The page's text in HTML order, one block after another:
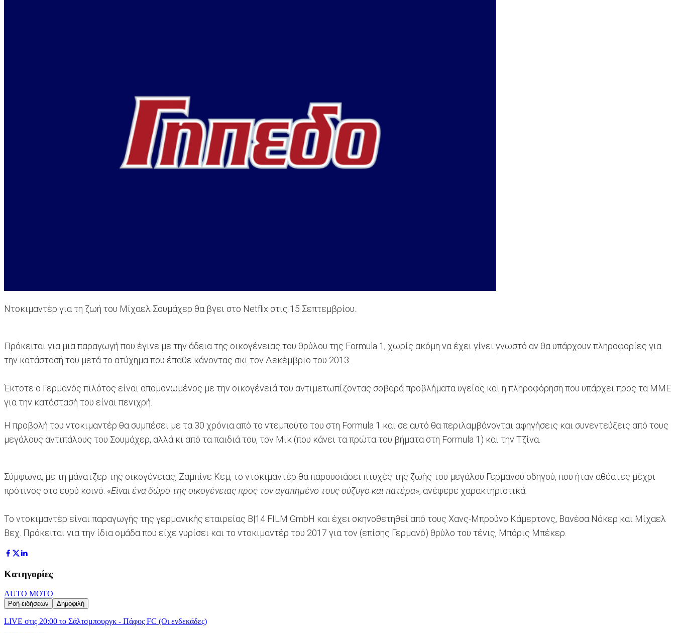
Ντοκιμαντέρ για τη ζωή του Μίχαελ Σουμάχερ θα βγει στο Netflix στις 15 Σεπτεμβρίου.
Πρόκειται για μια παραγωγή που έγινε με την άδεια της οικογένειας του θρύλου της Formula 1, χωρίς ακόμη να έχει γίνει γνωστό αν θα υπάρχουν πληροφορίες για
την κατάστασή του μετά το ατύχημα που έπαθε κάνοντας σκι τον Δεκέμβριο του 2013.
Έκτοτε ο Γερμανός πιλότος είναι απομονωμένος με την οικογένειά του αντιμετωπίζοντας σοβαρά προβλήματα υγείας και η πληροφόρηση που υπάρχει προς τα ΜΜΕ
για την κατάστασή του είναι πενιχρή.
Η προβολή του ντοκιμαντέρ θα συμπέσει με τα 30 χρόνια από το ντεμπούτο του στη Formula 1 και σε αυτό θα περιλαμβάνονται αφηγήσεις και συνεντεύξεις από τους
μεγάλους αντιπάλους του Σουμάχερ, αλλά κι από τα παιδιά του, τον Μικ (που κάνει τα πρώτα του βήματα στη Formula 1) και την Τζίνα.
Σύμφωνα, με τη μάνατζερ της οικογένειας, Ζαμπίνε Κεμ, το ντοκιμαντέρ θα παρουσιάσει πτυχές της ζωής του μεγάλου Γερμανού οδηγού, που ήταν αθέατες μέχρι
πρότινος στο ευρύ κοινό. «Είναι ένα δώρο της οικογένειας προς τον αγαπημένο τους σύζυγο και πατέρα», ανέφερε χαρακτηριστικά.
Το ντοκιμαντέρ είναι παραγωγής της γερμανικής εταιρείας B|14 FILM GmbH και έχει σκηνοθετηθεί από τους Χανς-Μπρούνο Κάμερτονς, Βανέσα Νόκερ και Μίχαελ
Βεχ. Πρόκειται για την ίδια ομάδα που είχε γυρίσει και το ντοκιμαντέρ του 2017 για τον (επίσης Γερμανό) θρύλο του τένις, Μπόρις Μπέκερ.
Κατηγορίες
AUTO MOTO
Ροή ειδήσεων Δημοφιλή
LIVE στις 20:00 το Σάλτσμπουργκ - Πάφος FC (Οι ενδεκάδες)